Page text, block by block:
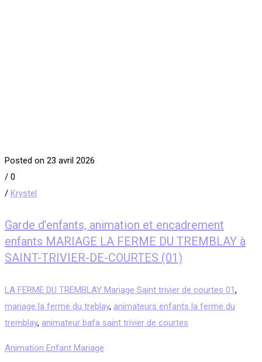
Posted on 23 avril 2026
/ 0
/ Krystel
Garde d’enfants, animation et encadrement
enfants MARIAGE LA FERME DU TREMBLAY à
SAINT-TRIVIER-DE-COURTES (01)
LA FERME DU TREMBLAY Mariage Saint trivier de courtes 01,
mariage la ferme du treblay, animateurs enfants la ferme du
tremblay, animateur bafa saint trivier de courtes
Animation Enfant Mariage